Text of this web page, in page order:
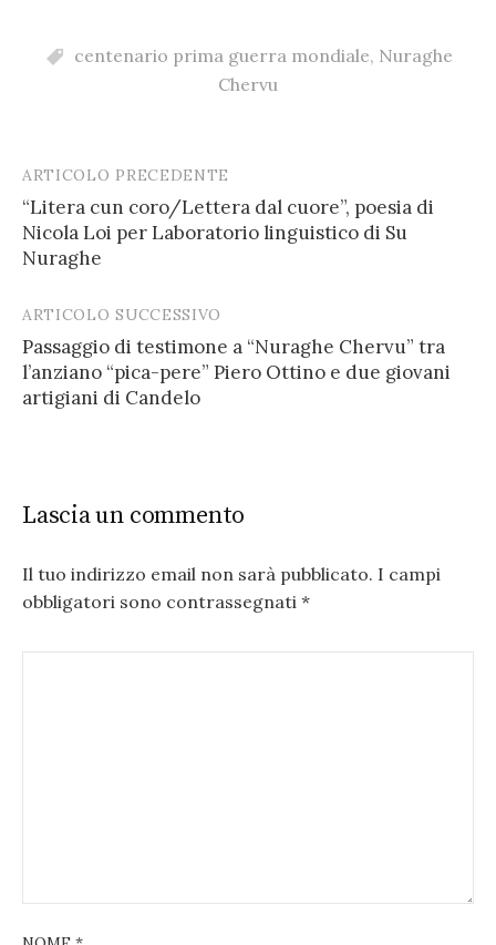
centenario prima guerra mondiale, Nuraghe
Chervu
Post
navigation
ARTICOLO PRECEDENTE
“Litera cun coro/Lettera dal cuore”, poesia di
Nicola Loi per Laboratorio linguistico di Su
Nuraghe
ARTICOLO SUCCESSIVO
Passaggio di testimone a “Nuraghe Chervu” tra
l’anziano “pica-pere” Piero Ottino e due giovani
artigiani di Candelo
Lascia un commento
Il tuo indirizzo email non sarà pubblicato. I campi
obbligatori sono contrassegnati *